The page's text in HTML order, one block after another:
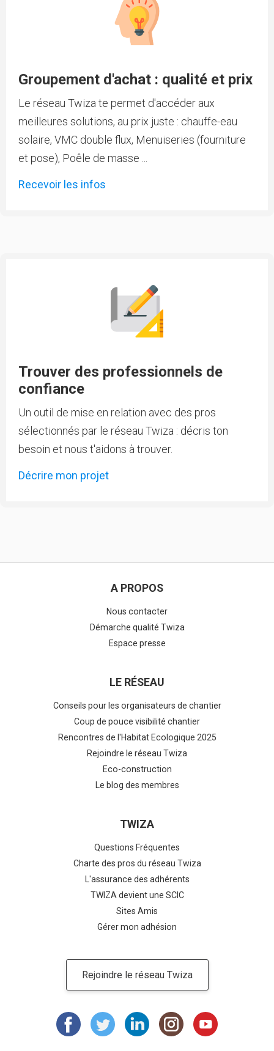
Groupement d'achat : qualité et prix
Le réseau Twiza te permet d'accéder aux
meilleures solutions, au prix juste : chauffe-eau
solaire, VMC double flux, Menuiseries (fourniture
et pose), Poêle de masse ...
Recevoir les infos
Trouver des professionnels de
confiance
Un outil de mise en relation avec des pros
sélectionnés par le réseau Twiza : décris ton
besoin et nous t'aidons à trouver.
Décrire mon projet
A PROPOS
Nous contacter
Démarche qualité Twiza
Espace presse
LE RÉSEAU
Conseils pour les organisateurs de chantier
Coup de pouce visibilité chantier
Rencontres de l'Habitat Ecologique 2025
Rejoindre le réseau Twiza
Eco-construction
Le blog des membres
TWIZA
Questions Fréquentes
Charte des pros du réseau Twiza
L'assurance des adhérents
TWIZA devient une SCIC
Sites Amis
Gérer mon adhésion
Rejoindre le réseau Twiza